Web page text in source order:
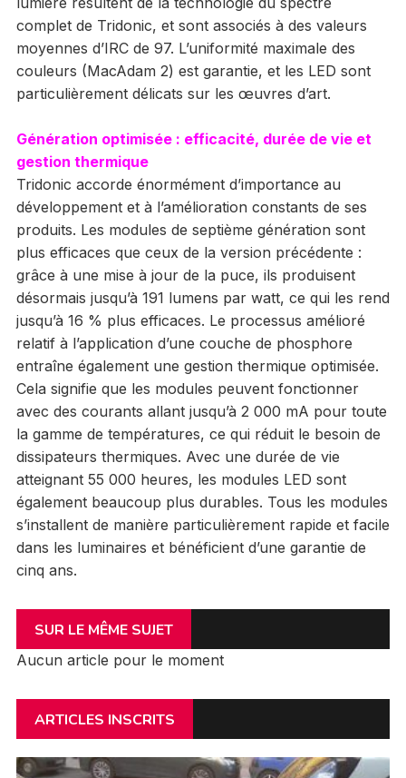
complet de Tridonic, et sont associés à des valeurs
moyennes d’IRC de 97. L’uniformité maximale des
couleurs (MacAdam 2) est garantie, et les LED sont
particulièrement délicats sur les œuvres d’art.
Génération optimisée : efficacité, durée de vie et
gestion thermique
Tridonic accorde énormément d’importance au
développement et à l’amélioration constants de ses
produits. Les modules de septième génération sont
plus efficaces que ceux de la version précédente :
grâce à une mise à jour de la puce, ils produisent
désormais jusqu’à 191 lumens par watt, ce qui les rend
jusqu’à 16 % plus efficaces. Le processus amélioré
relatif à l’application d’une couche de phosphore
entraîne également une gestion thermique optimisée.
Cela signifie que les modules peuvent fonctionner
avec des courants allant jusqu’à 2 000 mA pour toute
la gamme de températures, ce qui réduit le besoin de
dissipateurs thermiques. Avec une durée de vie
atteignant 55 000 heures, les modules LED sont
également beaucoup plus durables. Tous les modules
s’installent de manière particulièrement rapide et facile
dans les luminaires et bénéficient d’une garantie de
cinq ans.
SUR LE MÊME SUJET
Aucun article pour le moment
ARTICLES INSCRITS